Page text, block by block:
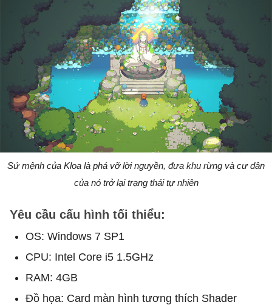
Sứ mệnh của Kloa là phá vỡ lời nguyền, đưa khu rừng và cư dân
của nó trở lại trạng thái tự nhiên
Yêu cầu cấu hình tối thiểu:
OS: Windows 7 SP1
CPU: Intel Core i5 1.5GHz
RAM: 4GB
Đồ họa: Card màn hình tương thích Shader